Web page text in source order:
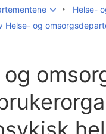
Helse-
Helse- og